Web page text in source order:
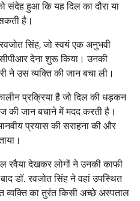
संदेह हुआ कि यह दिल का दौरा या
है।
सिंह, जो स्वयं एक अनुभवी
देना शुरू किया। उनकी
ने उस व्यक्ति की जान बचा ली।
प्रक्रिया है जो दिल की धड़कन
की जान बचाने में मदद करती है।
प्रयास की सराहना की और
रवैया देखकर लोगों ने उनकी काफी
डॉ. रवजोत सिंह ने वहां उपस्थित
व्यक्ति का तुरंत किसी अच्छे अस्पताल